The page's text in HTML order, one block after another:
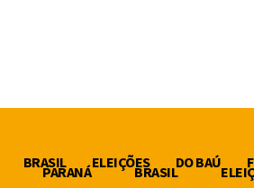
PARANÁ BRASIL
BRASIL ELEIÇÕES DO BAÚ